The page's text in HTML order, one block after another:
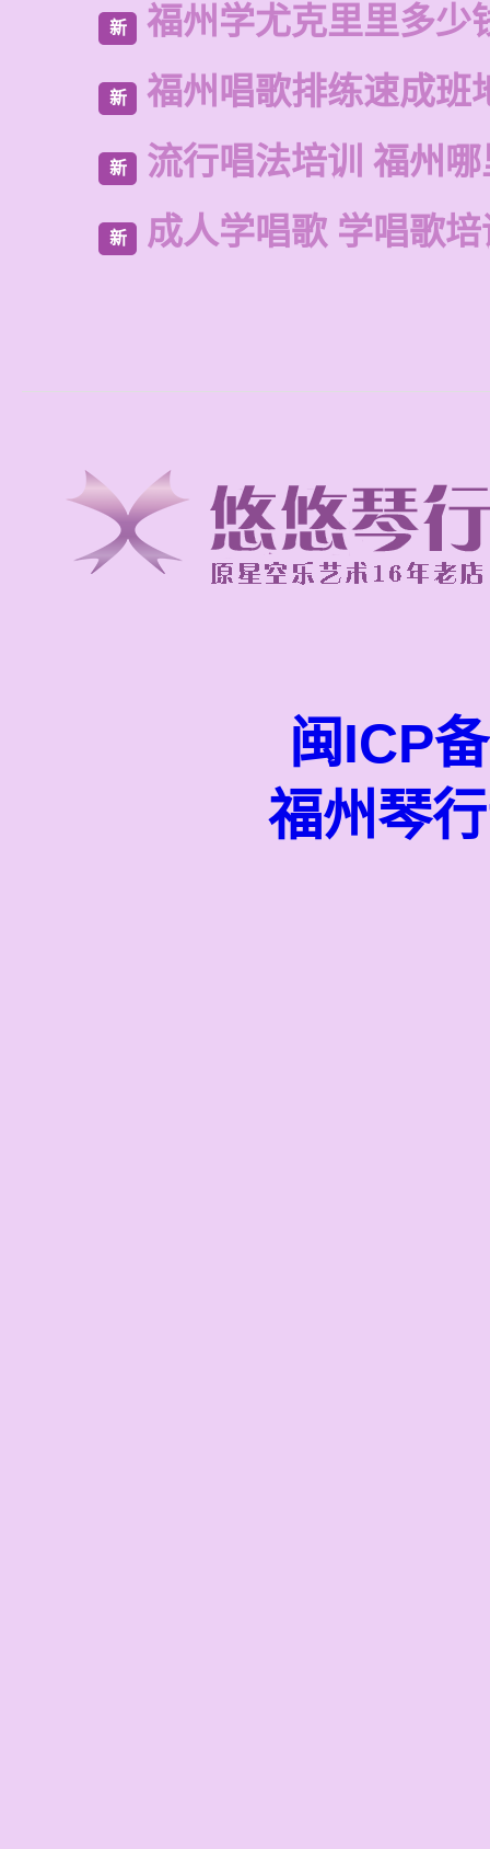
新 福州学尤克里里多少
新 福州唱歌排练速成班
新 流行唱法培训 福州
新 成人学唱歌 学唱歌培
闽ICP
福州琴